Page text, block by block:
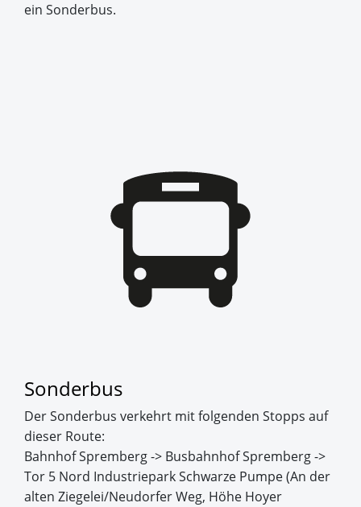
ein Sonderbus.
Sonderbus
Der Sonderbus verkehrt mit folgenden Stopps auf
dieser Route:
Bahnhof Spremberg -> Busbahnhof Spremberg ->
Tor 5 Nord Industriepark Schwarze Pumpe (An der
alten Ziegelei/Neudorfer Weg, Höhe Hoyer